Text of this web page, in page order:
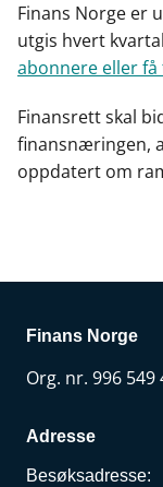
Finans Norge er
utgis hvert
abonnere eller få
Finansrett skal
finansnæringen,
oppdatert om
Finans Norge
Org. nr. 996 549
Adresse
Besøksadresse: